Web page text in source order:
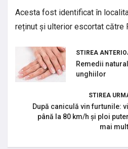
Acesta fost identificat în
reținut și ulterior escortat către
STIREA
Remedii
unghiilor
STIREA
După caniculă vin furtunile:
până la 80 km/h și ploi
mai